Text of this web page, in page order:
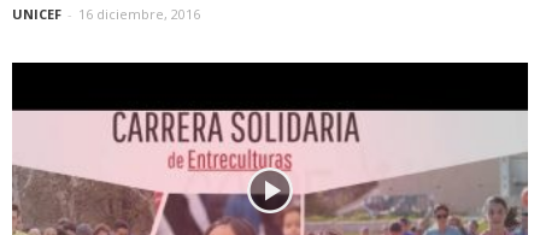
UNICEF - 16 diciembre, 2016